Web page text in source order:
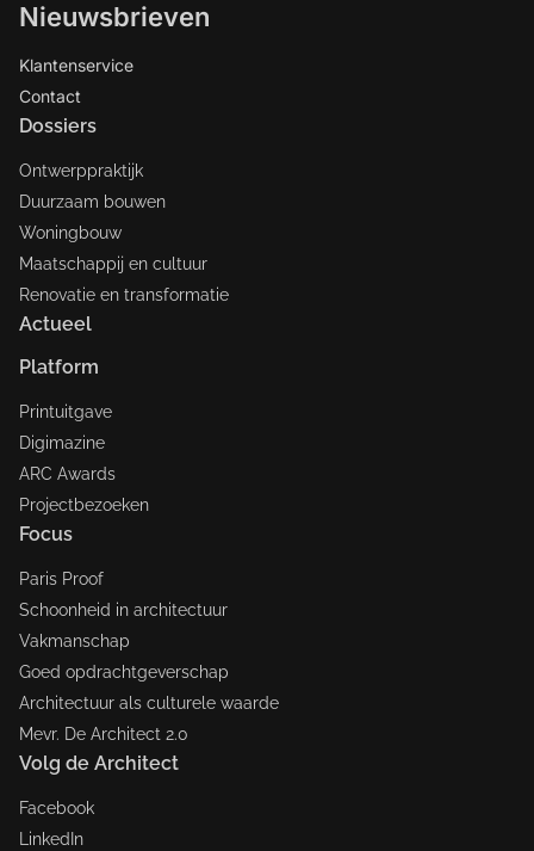
Nieuwsbrieven
Klantenservice
Contact
Dossiers
Ontwerppraktijk
Duurzaam bouwen
Woningbouw
Maatschappij en cultuur
Renovatie en transformatie
Actueel
Platform
Printuitgave
Digimazine
ARC Awards
Projectbezoeken
Focus
Paris Proof
Schoonheid in architectuur
Vakmanschap
Goed opdrachtgeverschap
Architectuur als culturele waarde
Mevr. De Architect 2.0
Volg de Architect
Facebook
LinkedIn